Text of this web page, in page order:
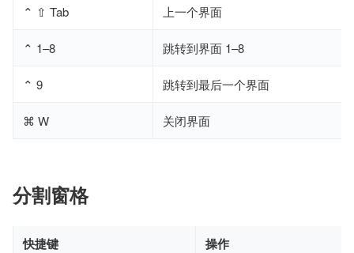
⌃ ⇧ Tab 上一个界面
⌃ 1–8 跳转到界面 1–8
⌃ 9 跳转到最后一个界面
⌘ W 关闭界面
分割窗格
快捷键 操作